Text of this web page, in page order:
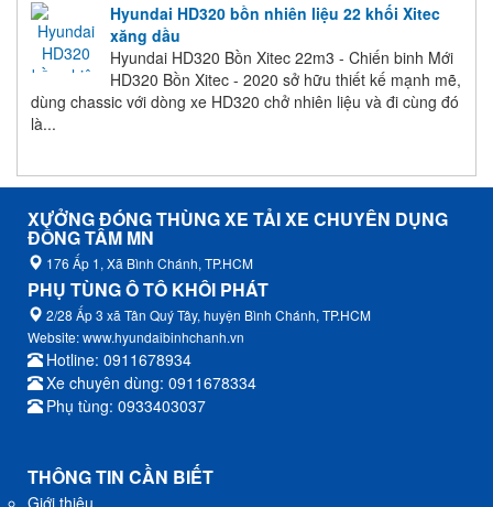
Hyundai HD320 bồn nhiên liệu 22 khối Xitec
xăng dầu
Hyundai HD320 Bồn Xitec 22m3 - Chiến binh Mới
HD320 Bồn Xitec - 2020 sở hữu thiết kế mạnh mẽ,
dùng chassic với dòng xe HD320 chở nhiên liệu và đi cùng đó
là...
XƯỞNG ĐÓNG THÙNG XE TẢI XE CHUYÊN DỤNG
ĐỒNG TÂM MN
176 Ấp 1, Xã Bình Chánh, TP.HCM
PHỤ TÙNG Ô TÔ KHÔI PHÁT
2/28 Ấp 3 xã Tân Quý Tây, huyện Bình Chánh, TP.HCM
Website: www.hyundaibinhchanh.vn
Hotline: 0911678934
Xe chuyên dùng: 0911678334
Phụ tùng: 0933403037
THÔNG TIN CẦN BIẾT
Giới thiệu